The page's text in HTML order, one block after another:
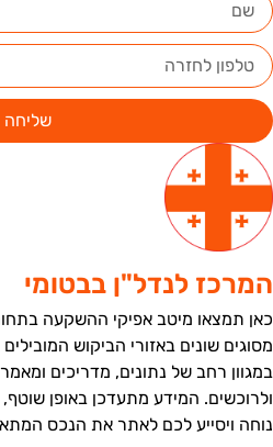
שליחה
לנדל"ן בבטומי
תמצאו מיטב אפיקי ההשקעה
שונים באזורי הביקוש המובילים
רחב של נתונים, מדריכים
המידע מתעדכן באופן
ויסייע לכם לאתר את הנכס